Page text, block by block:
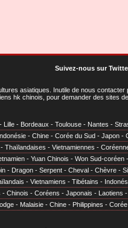
Suivez-nous sur
asiatiques . Inutile de nous
hk chinois, pour demander des sites
- Lille - Bordeaux - Toulouse - Nantes -
- Chine - Corée du Sud - Japon -
- Thaïlandaises - Vietnamiennes -
- Yuan Chinois - Won Sud-coréen
- Dragon - Serpent - Cheval - Chèvre -
- Vietnamiens - Tibétains -
- Chinois - Coréens - Japonais - Laotiens
- Malaisie - Chine - Philippines - Corée